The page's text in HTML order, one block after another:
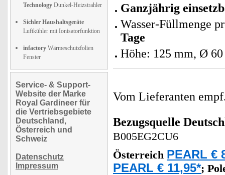
Technology Dunkel-Heizstrahler
Sichler Haushaltsgeräte
Luftkühler mit Ionisatorfunktion
infactory Wärmeschutzfolien
Fenster
Service- & Support-
Website der Marke
Royal Gardineer für
die Vertriebsgebiete
Deutschland,
Österreich und
Schweiz
Datenschutz
Impressum
Ganzjährig
Wasser-Füllmenge
Tage
Höhe: 125 mm, Ø
Vom Lieferanten
Bezugsquelle
B005EG2CU6
Österreich PEARL €
PEARL € 11,95*;